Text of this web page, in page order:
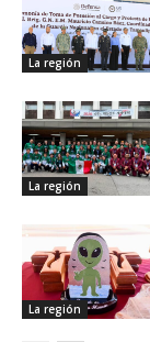
La región
La región
La región